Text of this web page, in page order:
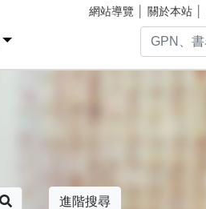
網站導覽 關於本站
進階搜尋